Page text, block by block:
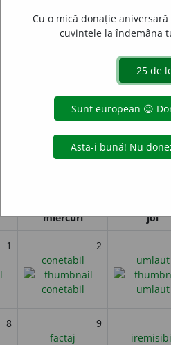
a unei curse sportive,
Jim Hines devine
miercuri joi
1
2
conetabil
umlaut
8
9
factaj
Cu o mică donație
cuvintele la îndemâna